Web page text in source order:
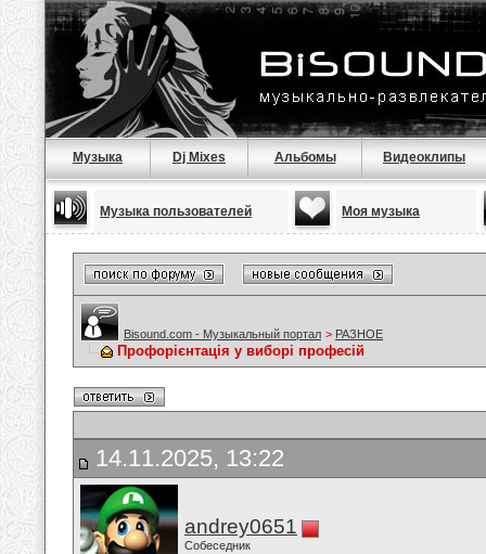
Музыка Dj Mixes Альбомы Видеоклипы
Музыка пользователей Моя музыка
Bisound.com - Музыкальный портал > РАЗНОЕ
Профорієнтація у виборі професій
14.11.2025, 13:22
andrey0651
Собеседник